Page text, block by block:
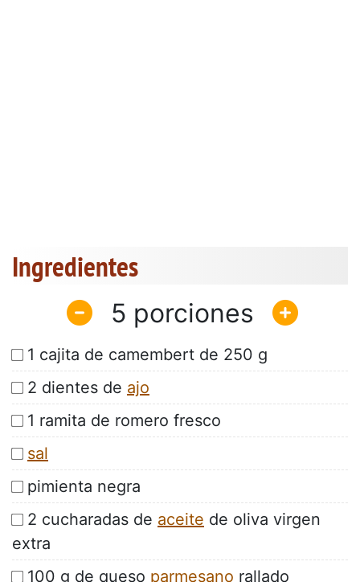
Ingredientes
5
1 cajita de camembert de 250 g
2 dientes de ajo
1 ramita de romero fresco
sal
pimienta negra
2 cucharadas de aceite de oliva virgen
extra
100 g de queso parmesano rallado